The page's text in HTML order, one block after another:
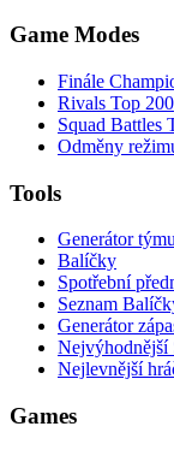
Game Modes
Finále
Rivals Top 200
Squad Battles
Odměny
Tools
Generátor týmu
Balíčky
Spotřební
Seznam
Generátor
Nejvýhodnější
Nejlevnější
Games